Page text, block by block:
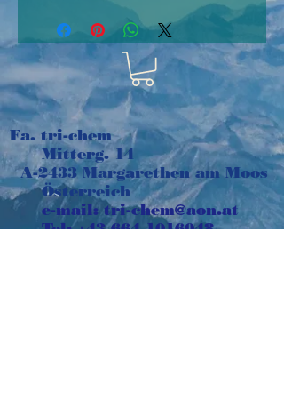
Fa. tri-chem
Mitterg. 14
A-2433 Margarethen am Moos
Österreich
e-mail: tri-chem@aon.at
Tel:+43 664 1016048